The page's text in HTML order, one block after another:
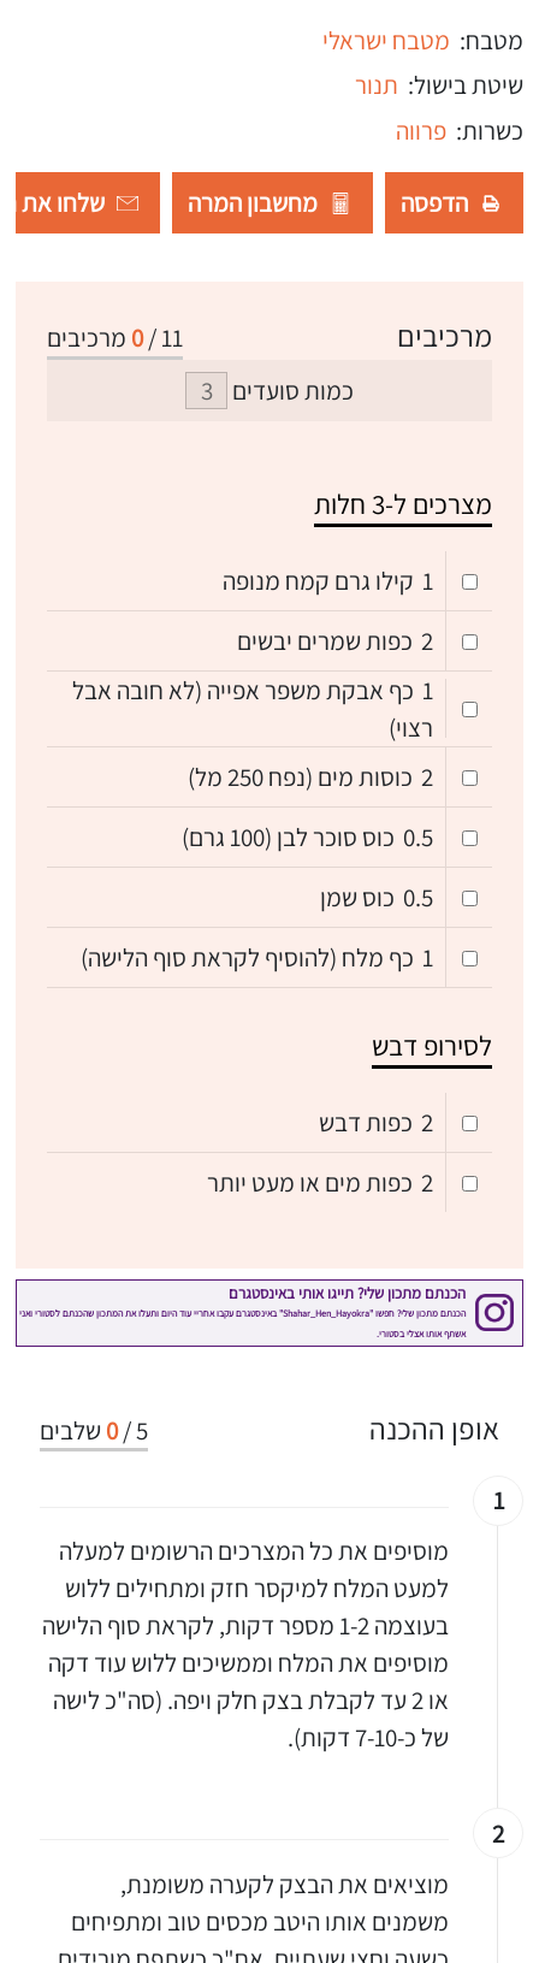
מטבח: מטבח ישראלי
שיטת בישול: תנור
כשרות: פרווה
הדפסה מחשבון המרה שלחו את
11
/
0 מרכיבים מרכיבים
כמות סועדים
מצרכים ל-3 חלות
1 קילו גרם קמח מנופה
2 כפות שמרים יבשים
1 כף אבקת משפר אפייה (לא חובה אבל
רצוי)
2 כוסות מים (נפח 250 מל)
0.5 כוס סוכר לבן (100 גרם)
0.5 כוס שמן
1 כף מלח (להוסיף לקראת סוף הלישה)
לסירופ דבש
2 כפות דבש
2 כפות מים או מעט יותר
5
/
0 שלבים אופן ההכנה
1
מוסיפים את כל המצרכים הרשומים למעלה
למעט המלח למיקסר חזק ומתחילים ללוש
בעוצמה 1-2 מספר דקות, לקראת סוף הלישה
מוסיפים את המלח וממשיכים ללוש עוד דקה
או 2 עד לקבלת בצק חלק ויפה. (סה"כ לישה
של כ-7-10 דקות).
2
מוציאים את הבצק לקערה משומנת,
משמנים אותו היטב מכסים טוב ומתפיחים